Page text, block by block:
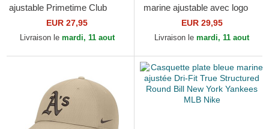
ajustable Primetime Club
Structured UV Poly Ripstop
Los Angeles Dodgers...
EUR 27,95
Livraison le mardi, 11 aout
marine ajustable avec logo
beige Fathers Day Club
Unstructured Organic...
EUR 29,95
Livraison le mardi, 11 aout